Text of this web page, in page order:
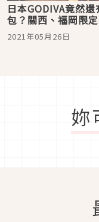
日本GODIVA竟然還
包？關西、福岡限定
「GODIVA
Boulangerie」巧克
2021年05月26日
妳